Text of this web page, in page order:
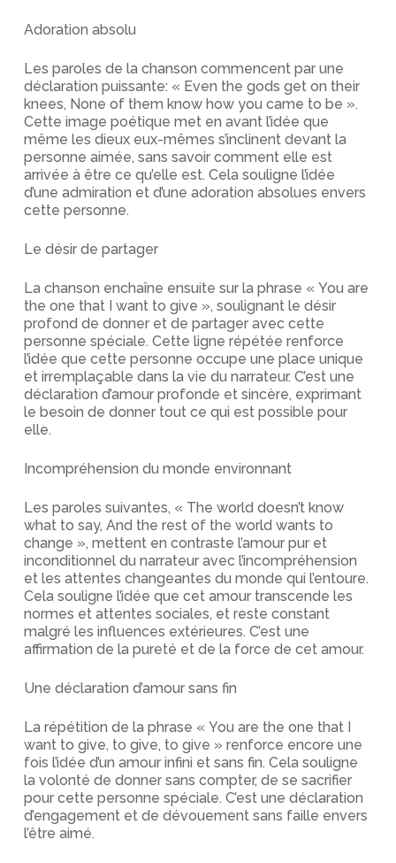
Adoration absolu
Les paroles de la chanson commencent par une
déclaration puissante: « Even the gods get on their
knees, None of them know how you came to be ».
Cette image poétique met en avant l’idée que
même les dieux eux-mêmes s’inclinent devant la
personne aimée, sans savoir comment elle est
arrivée à être ce qu’elle est. Cela souligne l’idée
d’une admiration et d’une adoration absolues envers
cette personne.
Le désir de partager
La chanson enchaîne ensuite sur la phrase « You are
the one that I want to give », soulignant le désir
profond de donner et de partager avec cette
personne spéciale. Cette ligne répétée renforce
l’idée que cette personne occupe une place unique
et irremplaçable dans la vie du narrateur. C’est une
déclaration d’amour profonde et sincère, exprimant
le besoin de donner tout ce qui est possible pour
elle.
Incompréhension du monde environnant
Les paroles suivantes, « The world doesn’t know
what to say, And the rest of the world wants to
change », mettent en contraste l’amour pur et
inconditionnel du narrateur avec l’incompréhension
et les attentes changeantes du monde qui l’entoure.
Cela souligne l’idée que cet amour transcende les
normes et attentes sociales, et reste constant
malgré les influences extérieures. C’est une
affirmation de la pureté et de la force de cet amour.
Une déclaration d’amour sans fin
La répétition de la phrase « You are the one that I
want to give, to give, to give » renforce encore une
fois l’idée d’un amour infini et sans fin. Cela souligne
la volonté de donner sans compter, de se sacrifier
pour cette personne spéciale. C’est une déclaration
d’engagement et de dévouement sans faille envers
l’être aimé.